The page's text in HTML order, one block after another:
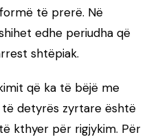
të prerë. Në
edhe periudha që
shtëpiak.
që ka të bëjë me
detyrës zyrtare është
kthyer për rigjykim. Për